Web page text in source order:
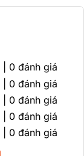
| 0 đánh giá
| 0 đánh giá
| 0 đánh giá
| 0 đánh giá
| 0 đánh giá